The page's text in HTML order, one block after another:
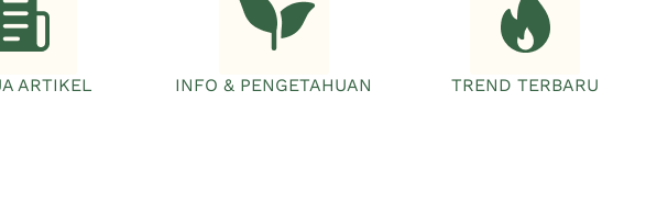
ARTIKEL INFO & PENGETAHUAN TREND TERBARU